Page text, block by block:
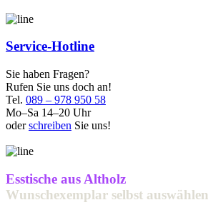
Service-Hotline
Sie haben Fragen?
Rufen Sie uns doch an!
Tel. 089 – 978 950 58
Mo–Sa 14–20 Uhr
oderschreiben Sie uns!
Esstische aus Altholz
Wunschexemplar selbst auswählen